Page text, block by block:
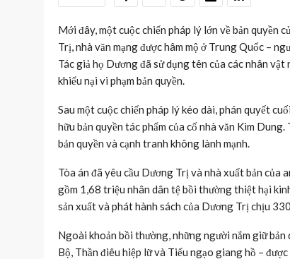
Mới đây, một cuộc chiến pháp lý lớn về bản quyền
Trị, nhà văn mạng được hâm mộ ở Trung Quốc –
Tác giả họ Dương đã sử dụng tên của các nhân
khiếu nại vi phạm bản quyền.
Sau một cuộc chiến pháp lý kéo dài, phán quyết
hữu bản quyền tác phẩm của cố nhà văn Kim
bản quyền và cạnh tranh không lành mạnh.
Tòa án đã yêu cầu Dương Trị và nhà xuất bản
gồm 1,68 triệu nhân dân tệ bồi thường thiệt hại
sản xuất và phát hành sách của Dương Trị chịu
Ngoài khoản bồi thường, những người nắm giữ
Bộ, Thần điêu hiệp lữ và Tiếu ngạo giang hồ –